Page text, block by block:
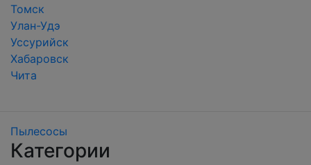
Томск
Улан-Удэ
Уссурийск
Хабаровск
Чита
Пылесосы
Категории